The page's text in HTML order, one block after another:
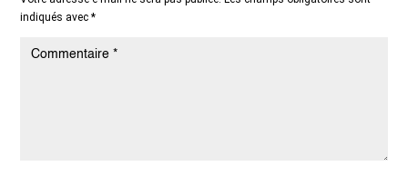
indiqués avec*